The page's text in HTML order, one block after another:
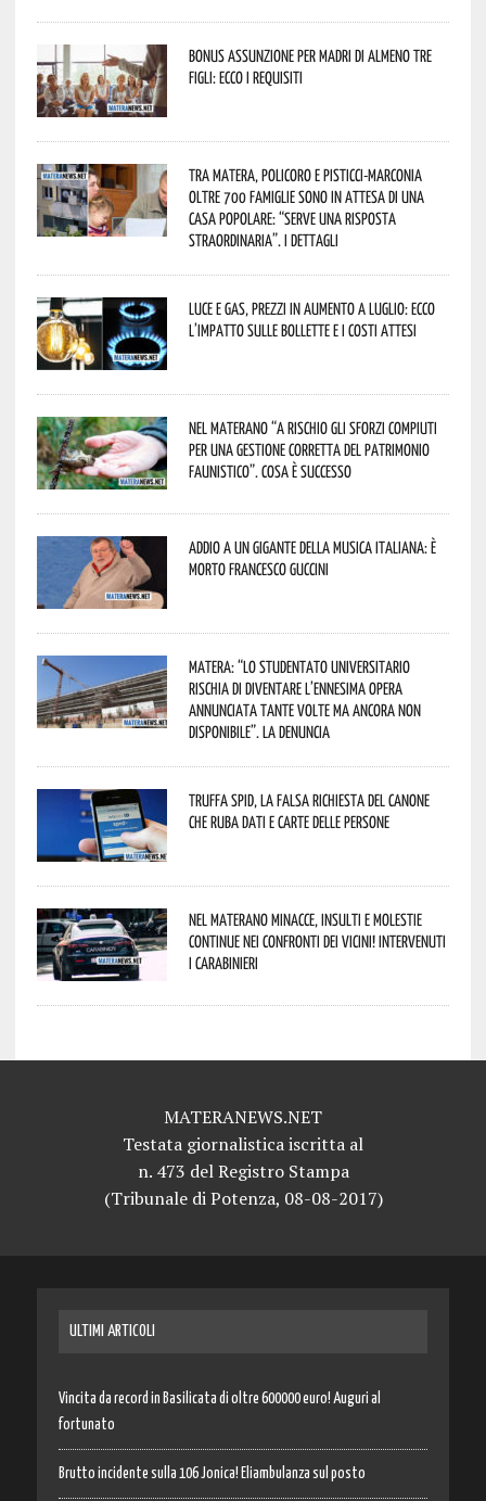
Bonus assunzione per madri di almeno tre
figli: ecco i requisiti
Tra Matera, Policoro e Pisticci-Marconia
oltre 700 famiglie sono in attesa di una
casa popolare: “serve una risposta
straordinaria”. I dettagli
Luce e gas, prezzi in aumento a luglio: ecco
l’impatto sulle bollette e i costi attesi
Nel materano “a rischio gli sforzi compiuti
per una gestione corretta del patrimonio
faunistico”. Cosa è successo
Addio a un gigante della musica italiana: è
morto Francesco Guccini
Matera: “Lo studentato universitario
rischia di diventare l’ennesima opera
annunciata tante volte ma ancora non
disponibile”. La denuncia
Truffa Spid, la falsa richiesta del canone
che ruba dati e carte delle persone
Nel materano minacce, insulti e molestie
continue nei confronti dei vicini! Intervenuti
i Carabinieri
MATERANEWS.NET
Testata giornalistica iscritta al
n. 473 del Registro Stampa
(Tribunale di Potenza, 08-08-2017)
ULTIMI ARTICOLI
Vincita da record in Basilicata di oltre 600000 euro! Auguri al
fortunato
Brutto incidente sulla 106 Jonica! Eliambulanza sul posto